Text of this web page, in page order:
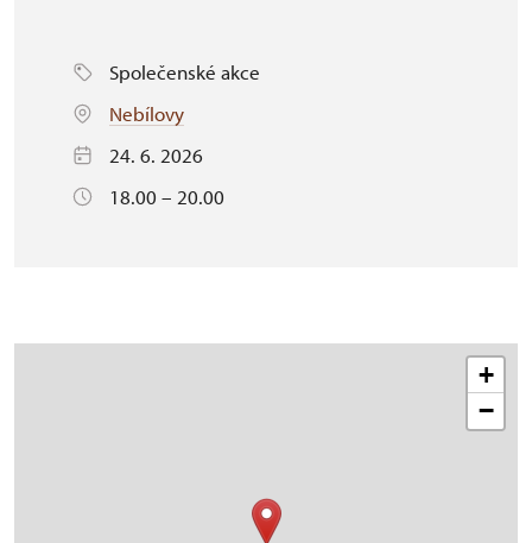
Společenské akce
Nebílovy
24. 6. 2026
18.00 – 20.00
+
−